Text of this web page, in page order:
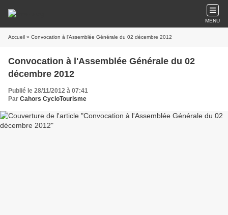
MENU
Accueil » Convocation à l'Assemblée Générale du 02 décembre 2012
Convocation à l'Assemblée Générale du 02
décembre 2012
Publié le 28/11/2012 à 07:41
Par Cahors CycloTourisme